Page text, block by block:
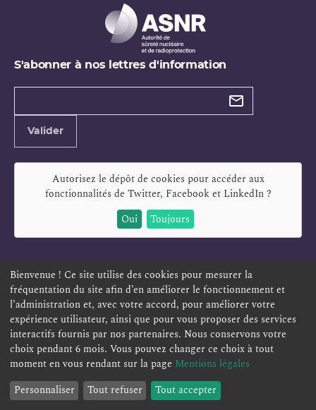
S'abonner à nos lettres d'information
Types de
Valider
Autorisez le dépôt de cookies pour accéder aux
fonctionnalités de Twitter, Facebook et LinkedIn?
Oui
Toujours
ESPACE PERSONNEL OFFRES D'EMPLOI SIGNALEMENT
TÉLÉSERVICES PLAN DU SITE
ACCESSIBILITÉ POLITIQUE DE CONFIDENTIALITÉ
MENTIONS LÉGALES CONTACT
Bienvenue ! Ce site utilise des cookies pour mesurer la
fréquentation du site afin d’en améliorer le fonctionnement et
l’administration et, avec votre accord, pour améliorer votre
expérience utilisateur, ainsi que pour vous proposer des services
interactifs fournis par nos partenaires. Nous conservons votre
choix pendant 6 mois. Vous pouvez changer ce choix à tout
moment en vous rendant sur la page Mentions légales
Personnaliser
Tout refuser Tout accepter